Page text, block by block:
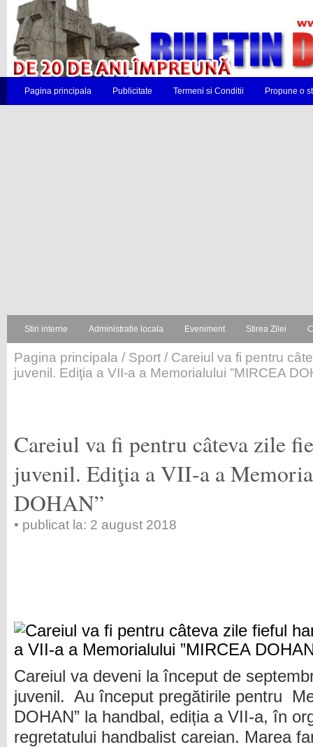
Pagina principala Publicitate Termeni si Conditii Propune o
Stiri interne Administratie locala Eveniment Stirea Zilei
Pagina principala / Sport / Careiul va fi pentru
juvenil. Ediţia a VII-a a Memorialului ”MIRCEA
Careiul va fi pentru câteva zile
juvenil. Ediţia a VII-a a
DOHAN”
• publicat la: 2 august 2018
Careiul va deveni la început de
juvenil. Au început pregătirile pentru
DOHAN” la handbal, ediția a VII-a, în
regretatului handbalist careian. Marea